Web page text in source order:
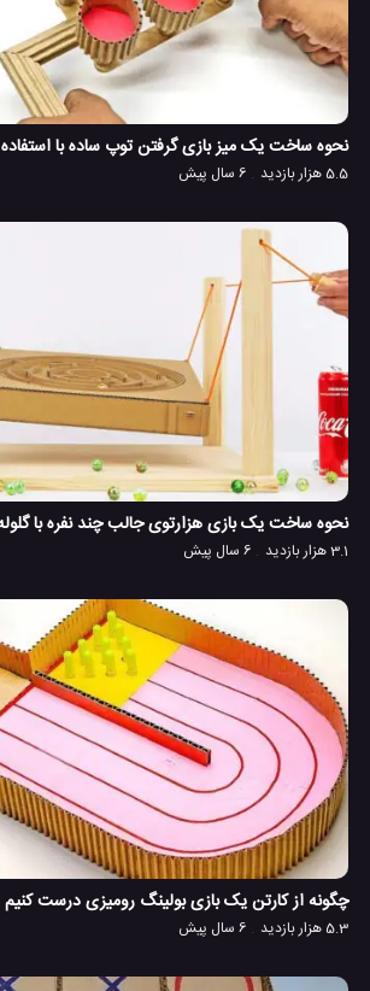
نحوه ساخت یک میز بازی گرفتن توپ ساده با
5.5 هزار بازدید 6 سال پیش
نحوه ساخت یک بازی هزارتوی جالب چند نفره با
3.1 هزار بازدید 6 سال پیش
چگونه از کارتن یک بازی بولینگ رومیزی درست کنیم
5.3 هزار بازدید 6 سال پیش